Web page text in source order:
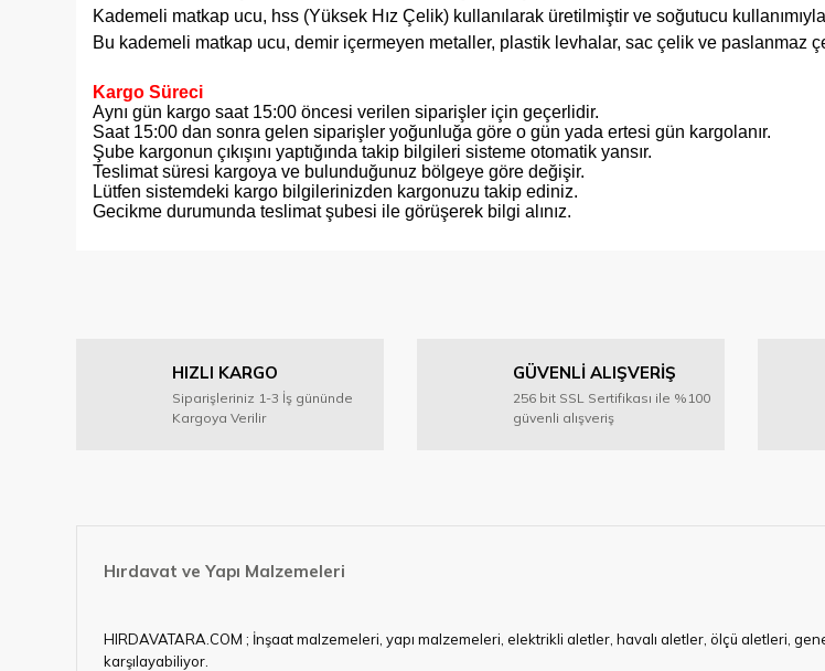
Kademeli matkap ucu, hss (Yüksek Hız Çelik) kullanılarak üretilmiştir ve soğutucu
Bu kademeli matkap ucu, demir içermeyen metaller, plastik levhalar, sac çelik ve paslanmaz
Kargo Süreci
Aynı gün kargo saat 15:00 öncesi verilen siparişler için geçerlidir.
Saat 15:00 dan sonra gelen siparişler yoğunluğa göre o gün yada ertesi gün kargolanır.
Şube kargonun çıkışını yaptığında takip bilgileri sisteme otomatik yansır.
Teslimat süresi kargoya ve bulunduğunuz bölgeye göre değişir.
Lütfen sistemdeki kargo bilgilerinizden kargonuzu takip ediniz.
Gecikme durumunda teslimat şubesi ile görüşerek bilgi alınız.
Ürün açıklamasında eksik bilgiler bulunuyor.
Ürün bilgilerinde hatalar bulunuyor.
HIZLI KARGO
Siparişleriniz 1-3 İş gününde
Kargoya Verilir
GÜVENLİ ALIŞVERİŞ
256 bit SSL Sertifikası ile %100
güvenli alışveriş
Hırdavat ve Yapı Malzemeleri
HIRDAVATARA.COM ; İnşaat malzemeleri, yapı malzemeleri, elektrikli aletler, havalı aletler, ölçü aletleri,
karşılayabiliyor.